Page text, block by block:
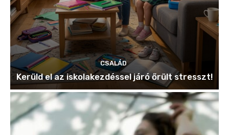
CSALÁD
Kerüld el az iskolakezdéssel járó őrült stresszt!